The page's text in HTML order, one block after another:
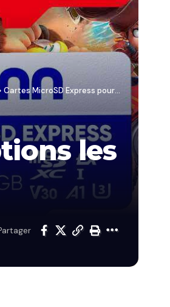
Cartes MicroSD Express pour Switch 2 – Options les moins chères sur Amazon et Walmart
les